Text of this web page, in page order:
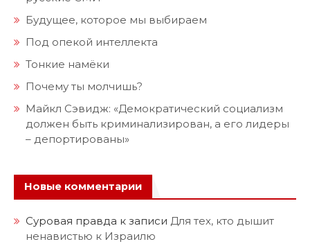
Будущее, которое мы выбираем
Под опекой интеллекта
Тонкие намёки
Почему ты молчишь?
Майкл Сэвидж: «Демократический социализм
должен быть криминализирован, а его лидеры
– депортированы»
Новые комментарии
Суровая правда к записи Для тех, кто дышит
ненавистью к Израилю